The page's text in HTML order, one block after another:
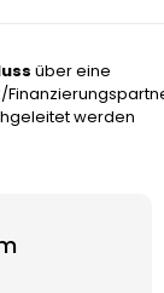
über eine
werden